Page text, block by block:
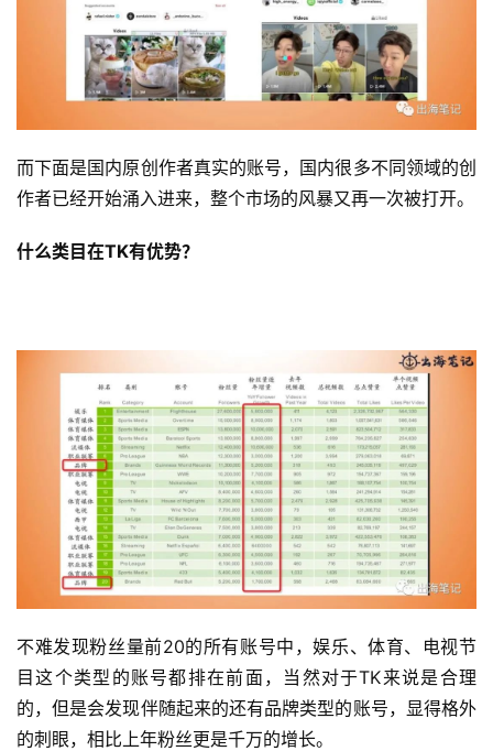
而下面是国内原创作者真实的账号，国内很多不同领域的创
作者已经开始涌入进来，整个市场的风暴又再一次被打开。
什么类目在TK有优势？
不难发现粉丝量前20的所有账号中，娱乐、体育、电视节
目这个类型的账号都排在前面，当然对于TK来说是合理
的，但是会发现伴随起来的还有品牌类型的账号，显得格外
的刺眼，相比上年粉丝更是千万的增长。